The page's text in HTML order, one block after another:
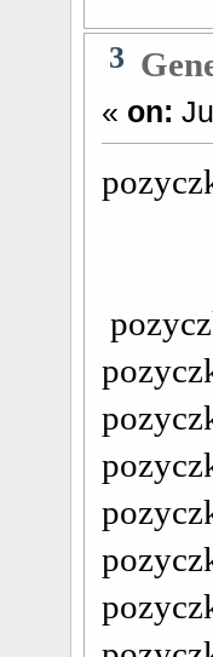
3
« on: